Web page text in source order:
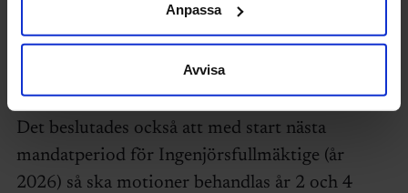
Anpassa
Avvisa
Tara Kadir och Josefin Rojas Vazquez är nya
teknologrepresentanter i Sveriges Ingenjörers
förbundsstyrelse.
Det beslutades också att med start nästa
mandatperiod för Ingenjörsfullmäktige (år
2026) så ska motioner behandlas år 2 och 4